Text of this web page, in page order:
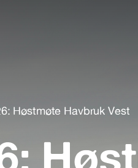
Høstmøte Havbruk Vest